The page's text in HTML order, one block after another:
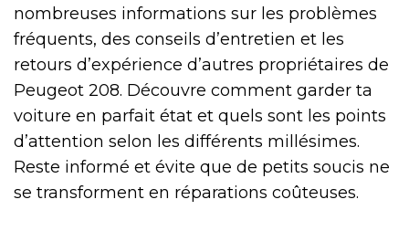
nombreuses informations sur les problèmes
fréquents, des conseils d’entretien et les
retours d’expérience d’autres propriétaires de
Peugeot 208. Découvre comment garder ta
voiture en parfait état et quels sont les points
d’attention selon les différents millésimes.
Reste informé et évite que de petits soucis ne
se transforment en réparations coûteuses.